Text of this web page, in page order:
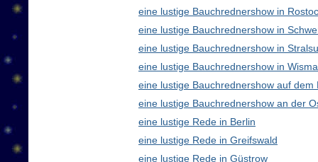
eine lustige Bauchrednershow in
eine lustige Bauchrednershow in
eine lustige Bauchrednershow in
eine lustige Bauchrednershow in
eine lustige Bauchrednershow auf dem
eine lustige Bauchrednershow an der
eine lustige Rede in Berlin
eine lustige Rede in Greifswald
eine lustige Rede in Güstrow